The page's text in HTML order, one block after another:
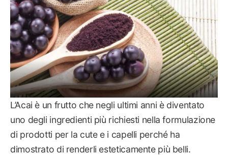
L’Acai è un frutto che negli ultimi anni è diventato
uno degli ingredienti più richiesti nella formulazione
di prodotti per la cute e i capelli perché ha
dimostrato di renderli esteticamente più belli.